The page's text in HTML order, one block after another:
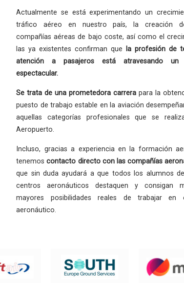
Actualmente se está experimentando un
tráfico aéreo en nuestro país, la creación
compañías aéreas de bajo coste, así como el
las ya existentes confirman que
la profesión de
atención a pasajeros está atravesando un
espectacular.
Se trata de una prometedora carrerapara la
puesto de trabajo estable en la aviación
aquellas categorías profesionales que se
Aeropuerto.
Incluso, gracias a experiencia en la formación
tenemoscontacto directo con las compañías
que sin duda ayudará a que todos los alumnos
centros aeronáuticos destaquen y consigan
mayores posibilidades reales de trabajar en
aeronáutico.